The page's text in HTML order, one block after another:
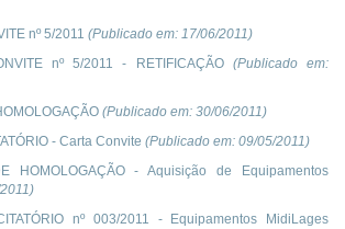
nº 5/2011 (Publicado em: 17/06/2011)
nº 5/2011 - RETIFICAÇÃO (Publicado em:
(Publicado em: 30/06/2011)
- Carta Convite (Publicado em: 09/05/2011)
HOMOLOGAÇÃO - Aquisição de Equipamentos
)
nº 003/2011 - Equipamentos MidiLages